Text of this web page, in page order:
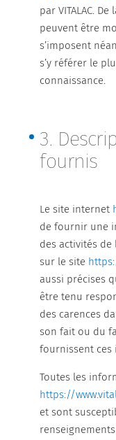
par VITALAC.
peuvent être
s’imposent
s’y référer le
connaissance.
3.
fournis
Le site internet
de fournir une
des activités de
sur le site
aussi précises
être tenu
des carences
son fait ou du
fournissent
Toutes les
https://
et sont